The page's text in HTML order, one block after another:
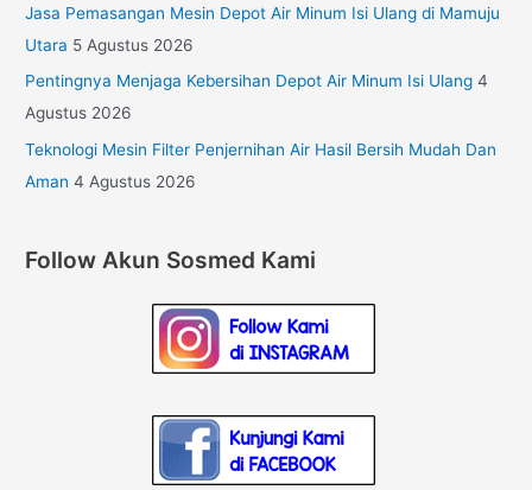
Jasa Pemasangan Mesin Depot Air Minum Isi Ulang di Mamuju
Utara 5 Agustus 2026
Pentingnya Menjaga Kebersihan Depot Air Minum Isi Ulang 4
Agustus 2026
Teknologi Mesin Filter Penjernihan Air Hasil Bersih Mudah Dan
Aman 4 Agustus 2026
Follow Akun Sosmed Kami